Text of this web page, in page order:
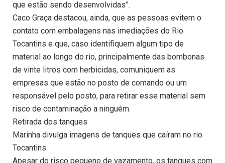
que estão sendo desenvolvidas”.
Caco Graça destacou, ainda, que as pessoas evitem o
contato com embalagens nas imediações do Rio
Tocantins e que, caso identifiquem algum tipo de
material ao longo do rio, principalmente das bombonas
de vinte litros com herbicidas, comuniquem as
empresas que estão no posto de comando ou um
responsável pelo posto, para retirar esse material sem
risco de contaminação a ninguém.
Retirada dos tanques
Marinha divulga imagens de tanques que caíram no rio
Tocantins
Apesar do risco pequeno de vazamento, os tanques com